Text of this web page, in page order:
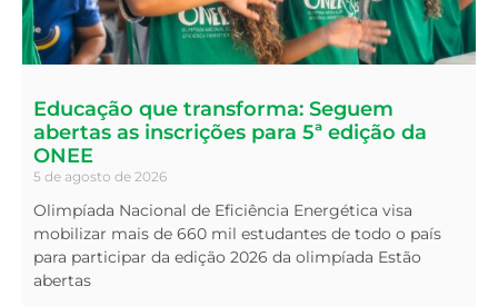
Educação que transforma: Seguem
abertas as inscrições para 5ª edição da
ONEE
5 de agosto de 2026
Olimpíada Nacional de Eficiência Energética visa
mobilizar mais de 660 mil estudantes de todo o país
para participar da edição 2026 da olimpíada Estão
abertas